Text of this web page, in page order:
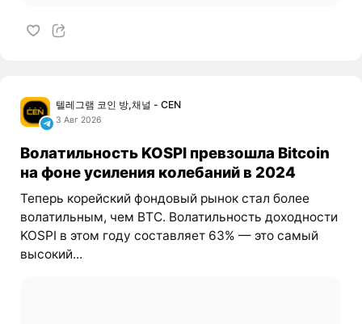
텔레그램 코인 방,채널 - CEN
3 Авг 2026
Волатильность KOSPI превзошла Bitcoin
на фоне усиления колебаний в 2024
Теперь корейский фондовый рынок стал более
волатильным, чем BTC. Волатильность доходности
KOSPI в этом году составляет 63% — это самый
высокий...